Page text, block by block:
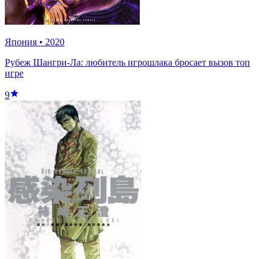
Япония • 2020
Рубеж Шангри-Ла: любитель игрошлака бросает вызов топ
игре
9